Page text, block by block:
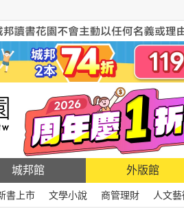
城邦館 外版館
書上市 文學小說 商管理財 人文